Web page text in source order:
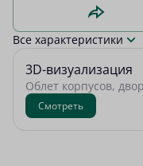
Все характеристики
3D-визуализация
Облет корпусов,
Смотреть